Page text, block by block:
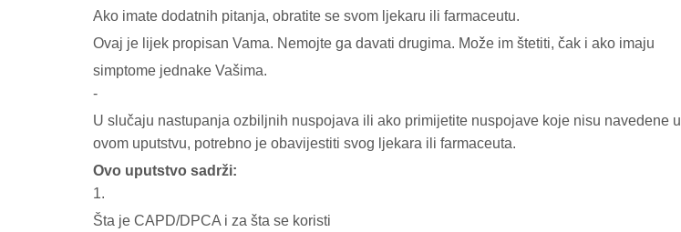
Ako imate dodatnih pitanja, obratite se svom ljekaru ili farmaceutu.
Ovaj je lijek propisan Vama. Nemojte ga davati drugima. Može im štetiti, čak i ako imaju
simptome jednake Vašima.
-
U slučaju nastupanja ozbiljnih nuspojava ili ako primijetite nuspojave koje nisu navedene u
ovom uputstvu, potrebno je obavijestiti svog ljekara ili farmaceuta.
Ovo uputstvo sadrži:
1.
Šta je CAPD/DPCA i za šta se koristi